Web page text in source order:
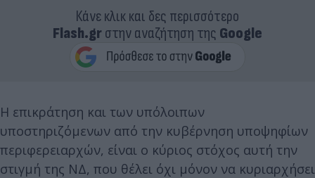
Κάνε κλικ και δες περισσότερο
Flash.grστην αναζήτηση της Google
Η επικράτηση και των υπόλοιπων
υποστηριζόμενων από την κυβέρνηση υποψηφίων
περιφερειαρχών, είναι ο κύριος στόχος αυτή την
στιγμή της ΝΔ, που θέλει όχι μόνον να κυριαρχήσει